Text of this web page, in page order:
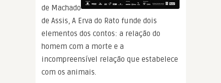
de Machado
de Assis, A Erva do Rato funde dois
elementos dos contos: a relação do
homem com a morte e a
incompreensível relação que estabelece
com os animais.